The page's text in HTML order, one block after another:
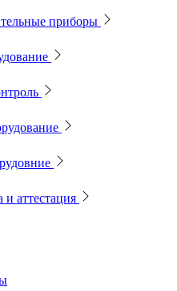
приборы
аттестация